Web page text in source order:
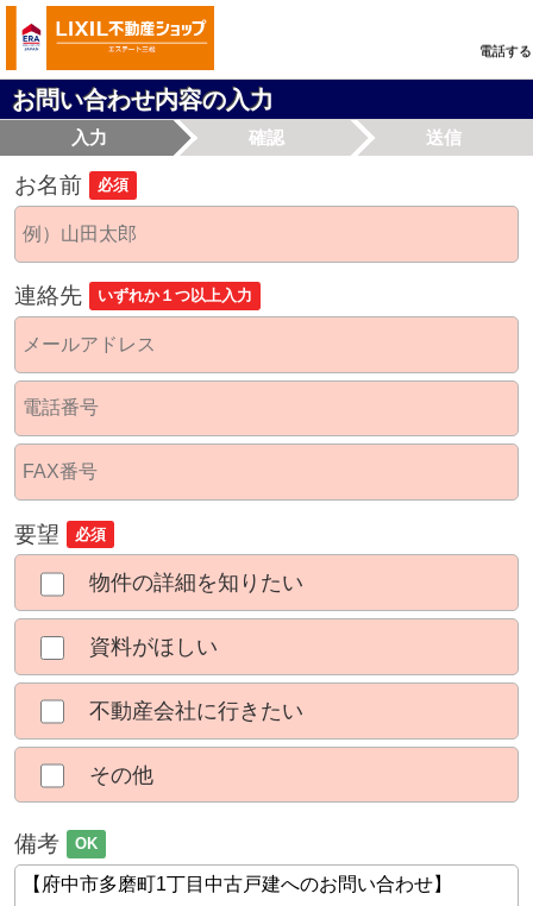
電話する
お問い合わせ内容の入力
入力 確認 送信
お名前 必須
連絡先 いずれか１つ以上入力
要望 必須
物件の詳細を知りたい
資料がほしい
不動産会社に行きたい
その他
備考 OK